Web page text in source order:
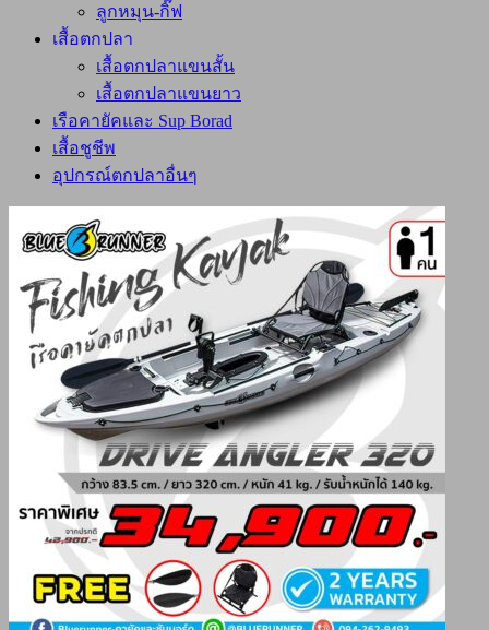
ลูกหมุน-กิ๊ฟ
เสื้อตกปลา
เสื้อตกปลาแขนสั้น
เสื้อตกปลาแขนยาว
เรือคายัคและ Sup Borad
เสื้อชูชีพ
อุปกรณ์ตกปลาอื่นๆ